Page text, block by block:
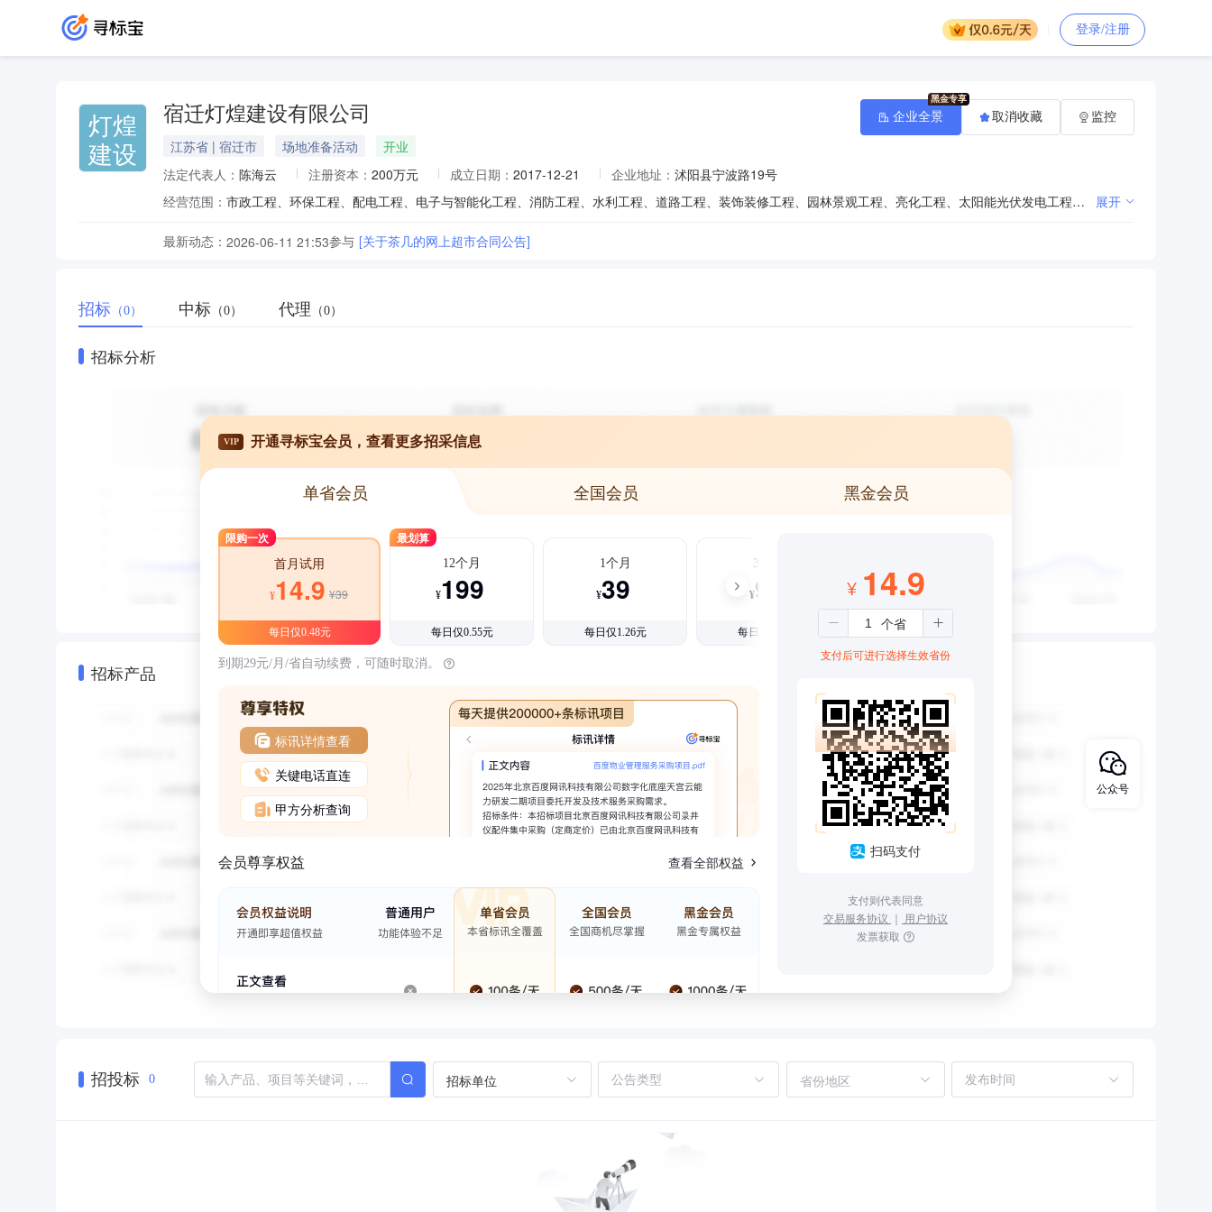
登录/注册
灯煌
建设
宿迁灯煌建设有限公司
江苏省 | 宿迁市 场地准备活动
开业
法定代表人： 陈海云 注册资本： 200万元 成立日期： 2017-12-21 企业地址： 沭阳县宁波路19号
经营范围：
市政工程、环保工程、配电工程、电子与智能化工程、消防工程、水利工程、道路工程、装饰装修工程、园林景观工程、亮化工程、太阳能光伏发电工程施工；广告牌、护栏、牌坊、大门、宣传栏浮雕、雕塑长廊、凉亭、金属门楼、温室大棚、智能温室大棚制作、销售、安装；服装加工、销售；监控设备、多媒体设备、监控器材销售、安装、维修；电热科技技术研发；石墨烯发热线缆、碳晶电热板、电取暖设备、线路灯、太阳能路灯、体育器材生产、销售、安装及维护；校园文化设备、教学设备、垃圾桶、环卫设备、五金、LED显示屏、乐器、电子产品、家用电器、农业机械设备、农药、肥料、温室大棚配件、卷帘机、棉被、拱杆、横拉杆、日用百货、家具、医用呼叫器、中心供氧系统、无影灯、医用车、床、座椅、担架、不锈钢制品、一类医疗器械、木制品销售；草坪、塑胶跑道铺设；苗木种植、销售；园林绿化工程施工及养护。（依法须经批准的项目，经相关部门批准后方可开展经营活动） 展开
最新动态： 2026-06-11 21:53参与 [关于茶几的网上超市合同公告]
企业全景 取消收藏 监控
招标 （0） 中标 （0） 代理 （0）
招标分析
招标产品
VIP 开通寻标宝会员，查看更多招采信息
单省会员 全国会员 黑金会员
限购一次
首月试用
¥14.9 ¥39
每日仅0.48元
最划算
12个月
¥199
每日仅0.55元
1个月
¥39
每日仅1.26元
3个月
¥99
每日仅1.08元
到期29元/月/省自动续费，可随时取消。
标讯详情查看
关键电话直连
甲方分析查询
会员尊享权益 查看全部权益
¥ 14.9
支付后可进行选择生效省份
扫码支付
支付则代表同意
交易服务协议 ｜ 用户协议
发票获取
招投标 0 招标单位 省份地区
公众号